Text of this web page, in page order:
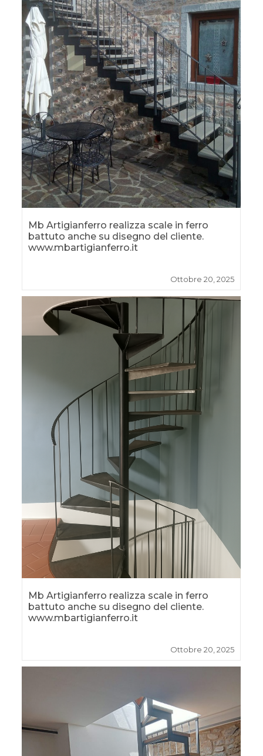
Mb Artigianferro realizza scale in ferro
battuto anche su disegno del cliente.
www.mbartigianferro.it
Ottobre 20, 2025
Mb Artigianferro realizza scale in ferro
battuto anche su disegno del cliente.
www.mbartigianferro.it
Ottobre 20, 2025